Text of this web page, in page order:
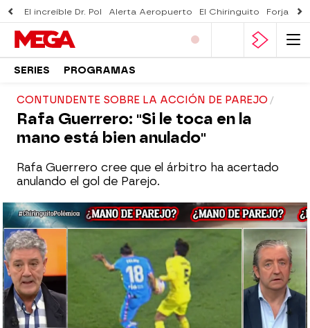
El increíble Dr. Pol Alerta Aeropuerto El Chiringuito Forjado
SERIES PROGRAMAS
CONTUNDENTE SOBRE LA ACCIÓN DE PAREJO
Rafa Guerrero: "Si le toca en la
mano está bien anulado"
Rafa Guerrero cree que el árbitro ha acertado
anulando el gol de Parejo.
El Chiringuito
Madrid